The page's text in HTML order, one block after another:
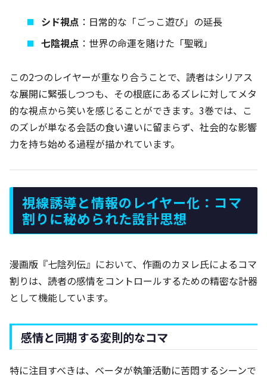
シド視点 ：日常的な「ごっこ遊び」の延長
七陰視点 ：世界の命運を賭けた「聖戦」
この2つのレイヤーが重なり合うことで、読者はシリアス
な展開に緊張しつつも、その根底にあるズレに対してメタ
的な視点から笑いを感じることができます。3巻では、こ
のズレが単なる会話の食い違いに留まらず、社会的な影響
力を持ち始める過程が描かれています。
視線誘導と情報のレイヤー化：コマ
割りに秘められた設計思想
漫画版『七陰列伝』において、作画のカヌレ氏によるコマ
割りは、読者の感情をコントロールするための精密な計器
として機能しています。
感情と同期する変則的なコマ
特に注目すべきは、ベータが執筆活動に苦悶するシーンで